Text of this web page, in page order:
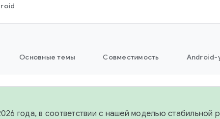
Основные темы Совместимость Android-
года, в соответствии с нашей моделью стабильной